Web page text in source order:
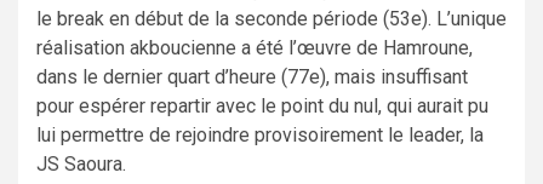
le break en début de la seconde période (53e). L’unique
réalisation akboucienne a été l’œuvre de Hamroune,
dans le dernier quart d’heure (77e), mais insuffisant
pour espérer repartir avec le point du nul, qui aurait pu
lui permettre de rejoindre provisoirement le leader, la
JS Saoura.